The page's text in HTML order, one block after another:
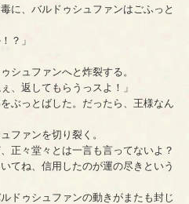
に、バルドゥシュファンはごふっと
？」
シュファンへと炸裂する。
、返してもらうっスよ！」
ぶっとばした。だったら、王様なん
ファンを切り裂く。
正々堂々とは一言も言ってないよ？
てね、信用したのが運の尽きという
ドゥシュファンの動きがまたも封じ